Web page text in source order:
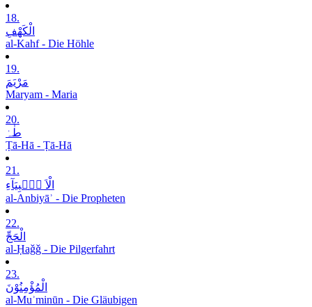
18.
الْکَھْفِ
al-Kahf - Die Höhle
19.
مَرْیَمَ
Maryam - Maria
20.
طٰہٰ
Ṭā-Hā - Ṭā-Hā
21.
الْاَ نۡۢبِیَآءِ
al-Anbiyāʾ - Die Propheten
22.
الْحَجِّ
al-Ḥaǧǧ - Die Pilgerfahrt
23.
الْمُؤْمِنُوْنَ
al-Muʾminūn - Die Gläubigen